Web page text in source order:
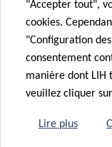
En envoyant
"Accepter tout",
cookies.
"Configuration
consentement
manière dont LIH
veuillez cliquer sur
Lire plus